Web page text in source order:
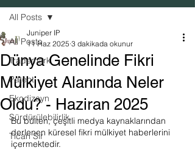
All Posts
Trademark
Patent
Ekodizayn
Sürdürülebilirlik
Ticari Sır
All Posts
Dünya Genelinde Fikri
Mülkiyet Alanında Neler
Oldu? - Haziran 2025
Juniper IP
11 Haz 2025 3 dakikada okunur
Bu bülten, çeşitli medya kaynaklarından
derlenen küresel fikri mülkiyet haberlerini
içermektedir.